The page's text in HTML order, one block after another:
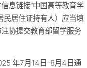
息链接“中国高等教育学
民居住证持有人）应当填
协提交教育部留学服务
年7月14日-8月4日通